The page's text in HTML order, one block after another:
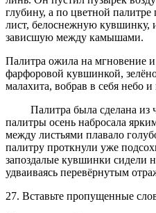
глубину, а по цветной
лист, белоснежную кувшинку,
зависшую между камышами.
Палитра ожила на мгновение
фарфоровой кувшинкой,
малахита, вобрав в себя небо
Палитра была сделана из
палитры осень набросала
между листьями плавало
палитру проткнули уже
запоздалые кувшинки сидели
удваиваясь перевёрнутым
27. Вставьте пропущенные